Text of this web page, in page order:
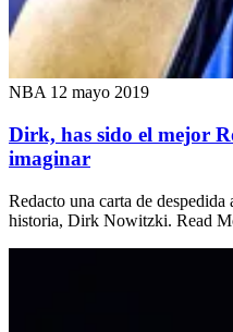
NBA 12 mayo 2019
Dirk, has sido el mejor
imaginar
Redacto una carta de
historia, Dirk Nowitzki. Read